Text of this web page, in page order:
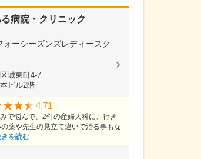
病院・クリニック
ォーシーズンズレディースク
城東町4-7
ビル2階
4.71
で悩んで、2件の産婦人科に、行き
薬や先生の見立て違いで治る事もな
を読む